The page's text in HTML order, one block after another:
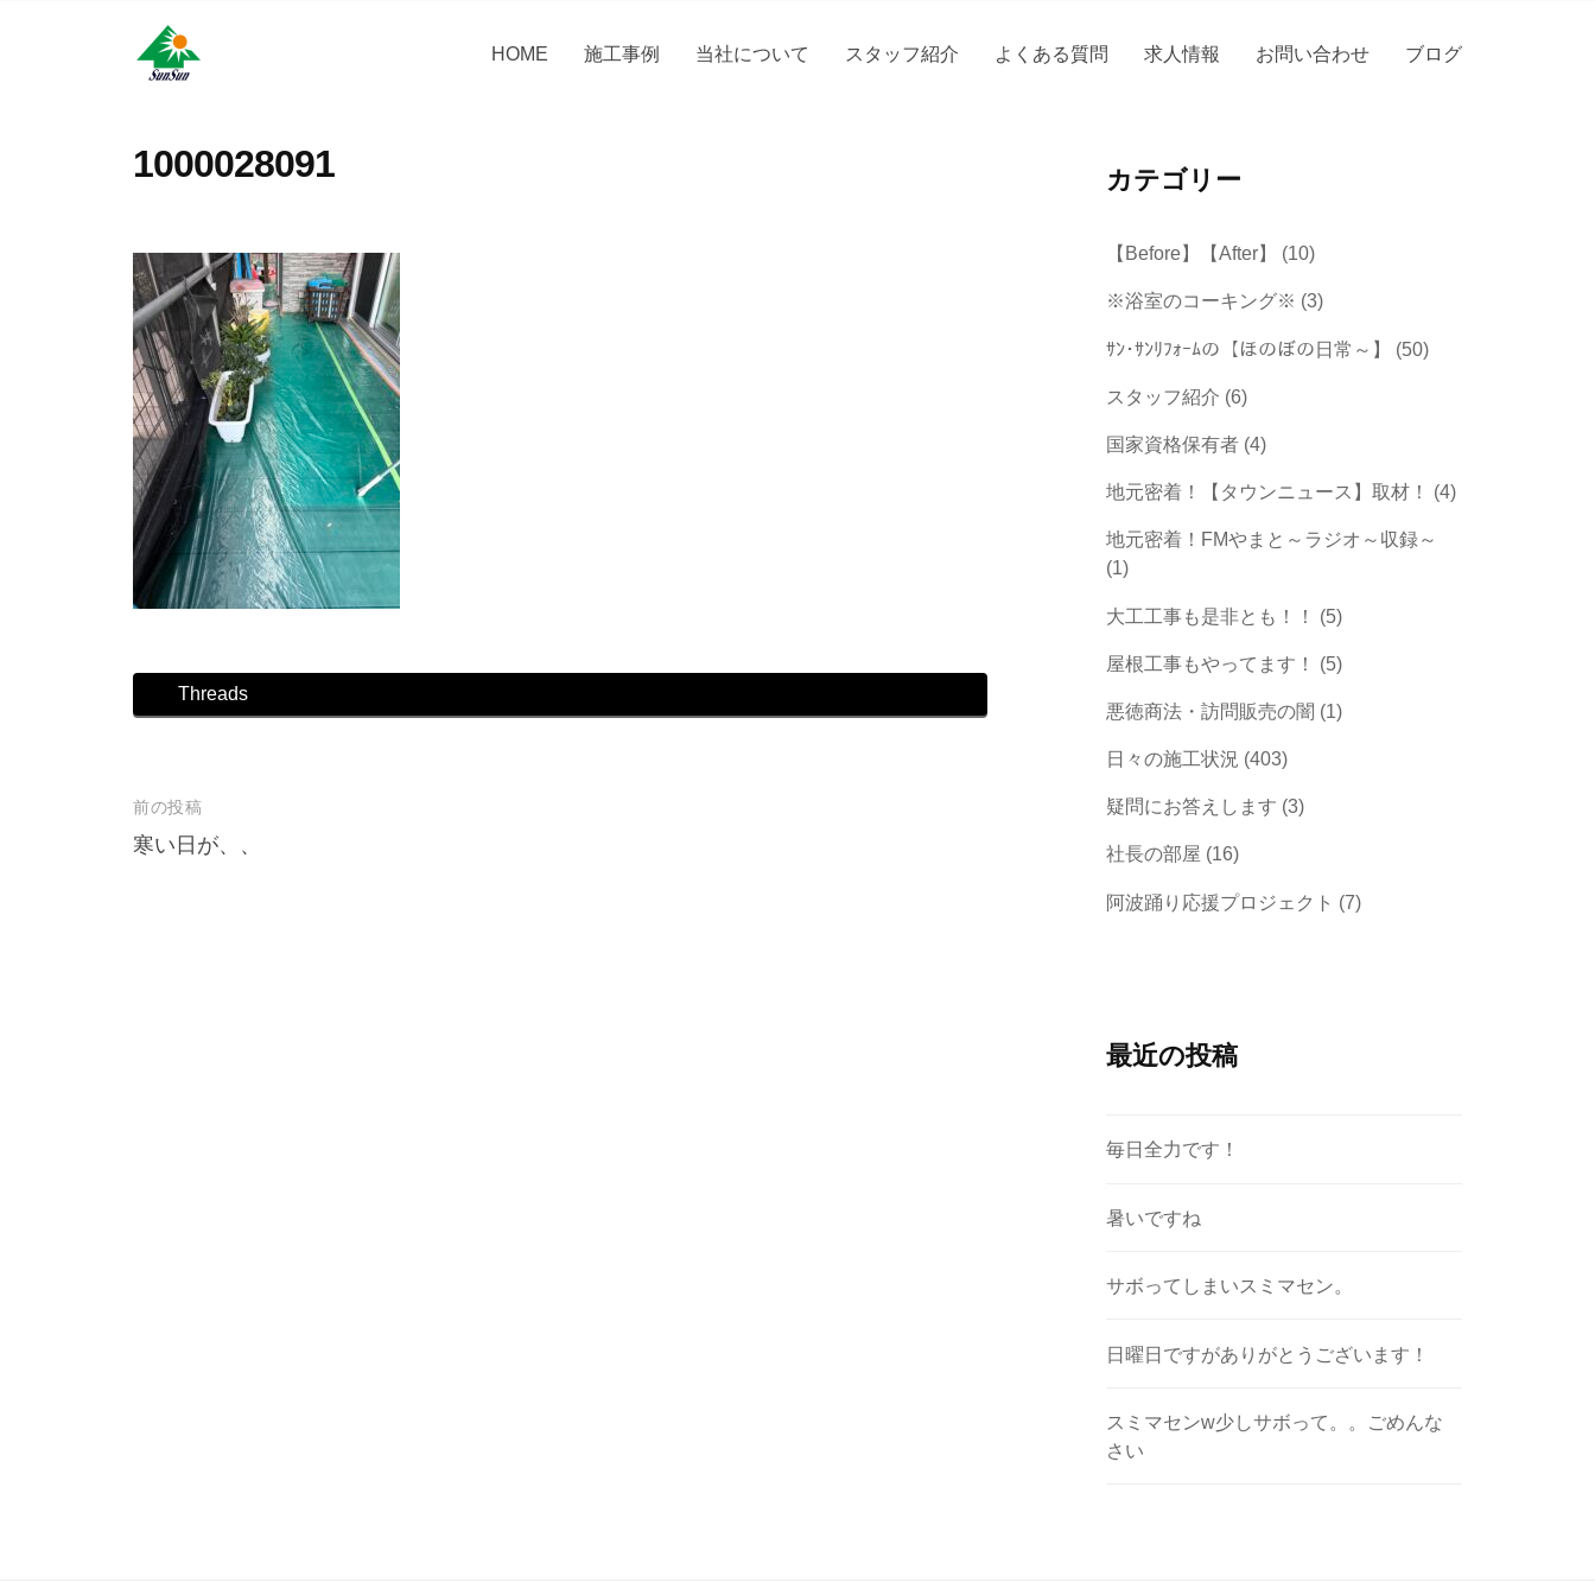
サ
サ
フ
ォ
ー
ム
株
式
会
社
神
県
市
に
あ
る
外
壁
塗
装
専
門
店
HOME 施工事例 当社について スタッフ紹介 よくある質問 求人情報 お問い合わせ ブログ
1000028091
Threads
投
稿
前の投稿
寒い日が、、
カテゴリー
【Before】【After】 (10)
※浴室のコーキング※ (3)
ｻﾝ･ｻﾝﾘﾌｫｰﾑの【ほのぼの日常～】 (50)
スタッフ紹介 (6)
国家資格保有者 (4)
地元密着！【タウンニュース】取材！ (4)
地元密着！FMやまと～ラジオ～収録～
(1)
大工工事も是非とも！！ (5)
屋根工事もやってます！ (5)
悪徳商法・訪問販売の闇 (1)
日々の施工状況 (403)
疑問にお答えします (3)
社長の部屋 (16)
阿波踊り応援プロジェクト (7)
最近の投稿
毎日全力です！
暑いですね
サボってしまいスミマセン。
日曜日ですがありがとうございます！
スミマセンw少しサボって。。ごめんな
さい
サ
フ
ム
株
式
会
社